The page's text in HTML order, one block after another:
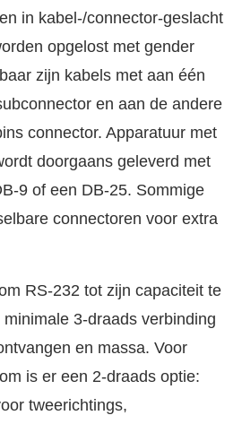
in kabel-/connector-geslacht
opgelost met gender
zijn kabels met aan één
en aan de andere
connector. Apparatuur met
doorgaans geleverd met
9 of een DB-25. Sommige
connectoren voor extra
RS-232 tot zijn capaciteit te
3-draads verbinding
en massa. Voor
is er een 2-draads optie:
tweerichtings,